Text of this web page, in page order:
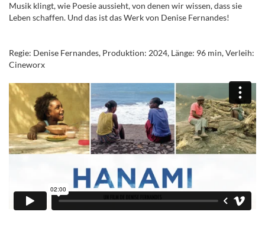
Musik klingt, wie Poesie aussieht, von denen wir wissen, dass sie
Leben schaffen. Und das ist das Werk von Denise Fernandes!
Regie: Denise Fernandes, Produktion: 2024, Länge: 96 min, Verleih:
Cineworx